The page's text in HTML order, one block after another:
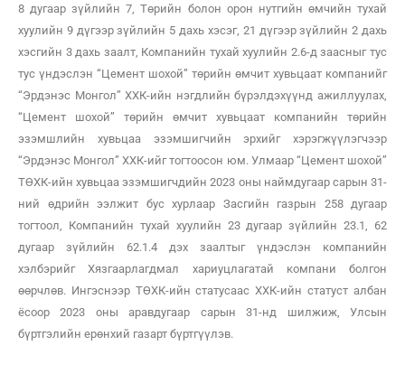
8 дугаар зүйлийн 7, Төрийн болон орон нутгийн өмчийн тухай
хуулийн 9 дүгээр зүйлийн 5 дахь хэсэг, 21 дүгээр зүйлийн 2 дахь
хэсгийн 3 дахь заалт, Компанийн тухай хуулийн 2.6-д заасныг тус
тус үндэслэн “Цемент шохой” төрийн өмчит хувьцаат компанийг
“Эрдэнэс Монгол” ХХК-ийн нэгдлийн бүрэлдэхүүнд ажиллуулах,
“Цемент шохой” төрийн өмчит хувьцаат компанийн төрийн
эзэмшлийн хувьцаа эзэмшигчийн эрхийг хэрэгжүүлэгчээр
“Эрдэнэс Монгол” ХХК-ийг тогтоосон юм. Улмаар “Цемент шохой”
ТӨХК-ийн хувьцаа эзэмшигчдийн 2023 оны наймдугаар сарын 31-
ний өдрийн ээлжит бус хурлаар Засгийн газрын 258 дугаар
тогтоол, Компанийн тухай хуулийн 23 дугаар зүйлийн 23.1, 62
дугаар зүйлийн 62.1.4 дэх заалтыг үндэслэн компанийн
хэлбэрийг Хязгаарлагдмал хариуцлагатай компани болгон
өөрчлөв. Ингэснээр ТӨХК-ийн статусаас ХХК-ийн статуст албан
ёсоор 2023 оны аравдугаар сарын 31-нд шилжиж, Улсын
бүртгэлийн ерөнхий газарт бүртгүүлэв.